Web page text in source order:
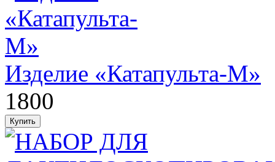
Изделие «Катапульта-М»
1800